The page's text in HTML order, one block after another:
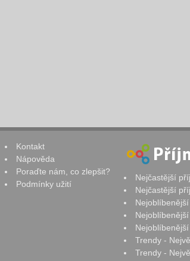
Kontakt
Nápověda
Poraďte nám, co zlepšit?
Podmínky užití
Nejčastější
Nejčastější
Trendy -
Trendy -